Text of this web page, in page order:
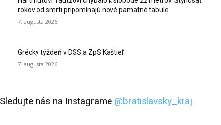
rokov od smrti pripomínajú nové pamätné tabule
7. augusta 2026
Grécky týždeň v DSS a ZpS Kaštieľ
7. augusta 2026
Sledujte nás na Instagrame @bratislavsky_kraj